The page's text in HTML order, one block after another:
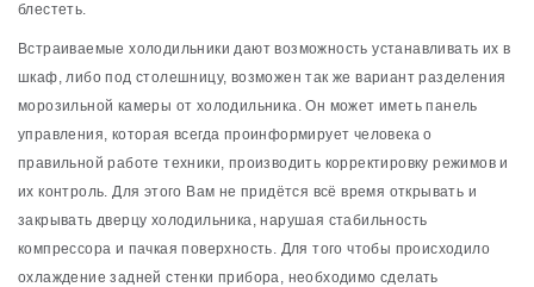
блестеть.
Встраиваемые холодильники дают возможность устанавливать их в
шкаф, либо под столешницу, возможен так же вариант разделения
морозильной камеры от холодильника. Он может иметь панель
управления, которая всегда проинформирует человека о
правильной работе техники, производить корректировку режимов и
их контроль. Для этого Вам не придётся всё время открывать и
закрывать дверцу холодильника, нарушая стабильность
компрессора и пачкая поверхность. Для того чтобы происходило
охлаждение задней стенки прибора, необходимо сделать